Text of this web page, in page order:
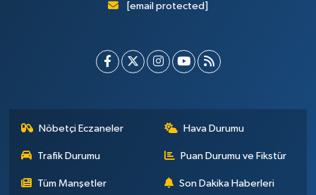
[email protected]
Nöbetçi Eczaneler Hava Durumu
Trafik Durumu Puan Durumu ve Fikstür
Tüm Manşetler Son Dakika Haberleri